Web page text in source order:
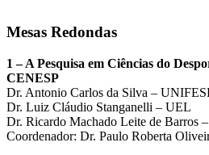
Mesas Redondas
1 – A Pesquisa em Ciências do
CENESP
Dr. Antonio Carlos da Silva –
Dr. Luiz Cláudio Stanganelli – UEL
Dr. Ricardo Machado Leite de Barros
Coordenador: Dr. Paulo Roberta